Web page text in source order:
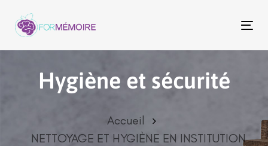
Hygiène et sécurité
Accueil
NETTOYAGE ET HYGIÈNE EN INSTITUTION